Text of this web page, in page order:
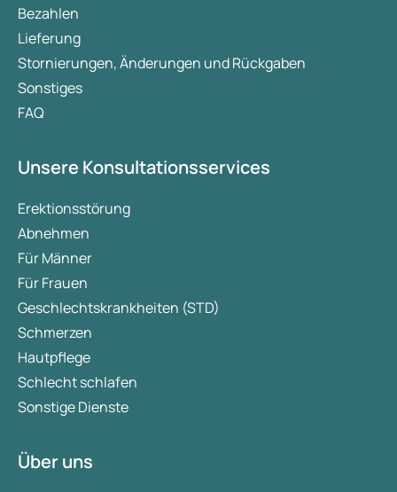
Bezahlen
Lieferung
Stornierungen, Änderungen und Rückgaben
Sonstiges
FAQ
Unsere Konsultationsservices
Erektionsstörung
Abnehmen
Für Männer
Für Frauen
Geschlechtskrankheiten (STD)
Schmerzen
Hautpflege
Schlecht schlafen
Sonstige Dienste
Über uns